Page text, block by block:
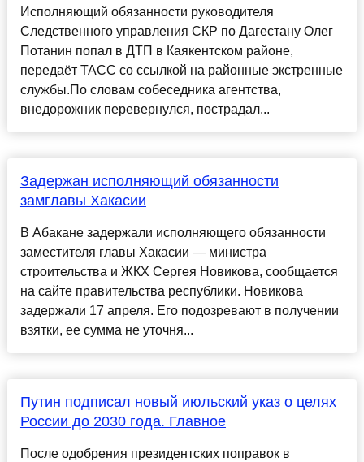
Исполняющий обязанности руководителя
Следственного управления СКР по Дагестану Олег
Потанин попал в ДТП в Каякентском районе,
передаёт ТАСС со ссылкой на районные экстренные
службы.По словам собеседника агентства,
внедорожник перевернулся, пострадал...
Задержан исполняющий обязанности
замглавы Хакасии
В Абакане задержали исполняющего обязанности
заместителя главы Хакасии — министра
строительства и ЖКХ Сергея Новикова, сообщается
на сайте правительства республики. Новикова
задержали 17 апреля. Его подозревают в получении
взятки, ее сумма не уточня...
Путин подписал новый июльский указ о целях
России до 2030 года. Главное
После одобрения президентских поправок в